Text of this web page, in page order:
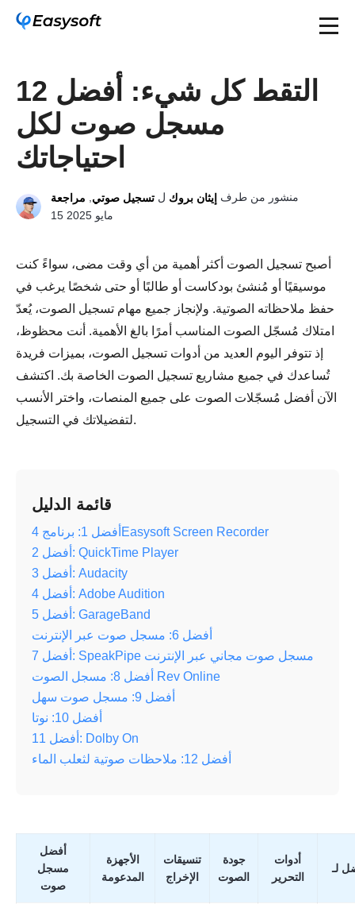
التقط كل شيء: أفضل 12
مسجل صوت لكل
احتياجاتك
منشور من طرف إيثان بروك ل تسجيل صوتي
مراجعة
15 مايو 2025
أصبح تسجيل الصوت أكثر أهمية من أي وقت مضى، سواءً كنت
موسيقيًا أو مُنشئ بودكاست أو طالبًا أو حتى شخصًا يرغب في
حفظ ملاحظاته الصوتية. ولإنجاز جميع مهام تسجيل الصوت، يُعدّ
امتلاك مُسجّل الصوت المناسب أمرًا بالغ الأهمية. أنت محظوظ،
إذ تتوفر اليوم العديد من أدوات تسجيل الصوت، بميزات فريدة
تُساعدك في جميع مشاريع تسجيل الصوت الخاصة بك. اكتشف
الآن أفضل مُسجّلات الصوت على جميع المنصات، واختر الأنسب
لتفضيلاتك في التسجيل.
قائمة الدليل
أفضل 1: برنامج 4Easysoft Screen Recorder
أفضل 2: QuickTime Player
أفضل 3: Audacity
أفضل 4: Adobe Audition
أفضل 5: GarageBand
أفضل 6: مسجل صوت عبر الإنترنت
أفضل 7: SpeakPipe مسجل صوت مجاني عبر الإنترنت
أفضل 8: مسجل الصوت Rev Online
أفضل 9: مسجل صوت سهل
أفضل 10: نوتا
أفضل 11: Dolby On
أفضل 12: ملاحظات صوتية لثعلب الماء
أفضل
مسجل
صوت
الأجهزة
المدعومة
تنسيقات
الإخراج
جودة
الصوت
أدوات
التحرير
لـ